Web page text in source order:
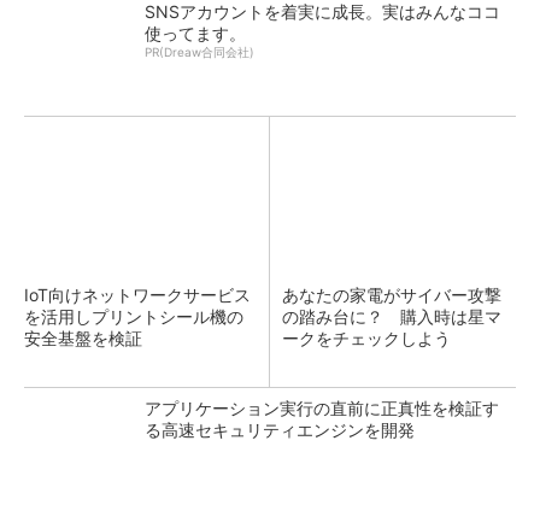
SNSアカウントを着実に成長。実はみんなココ
使ってます。
PR(Dreaw合同会社)
IoT向けネットワークサービス
を活用しプリントシール機の
安全基盤を検証
あなたの家電がサイバー攻撃
の踏み台に？ 購入時は星マ
ークをチェックしよう
アプリケーション実行の直前に正真性を検証す
る高速セキュリティエンジンを開発